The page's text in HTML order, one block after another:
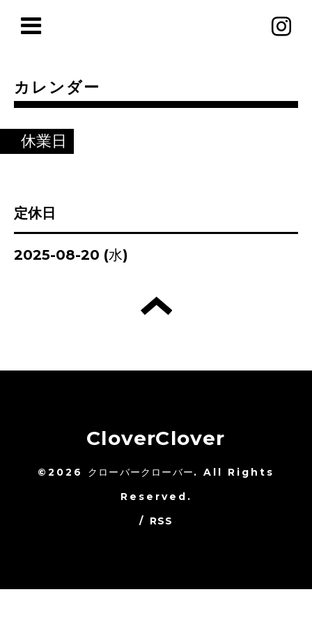
カレンダー
休業日
定休日
2025-08-20 (水)
CloverClover
©2026 クローバークローバー. All Rights
Reserved.
/ RSS